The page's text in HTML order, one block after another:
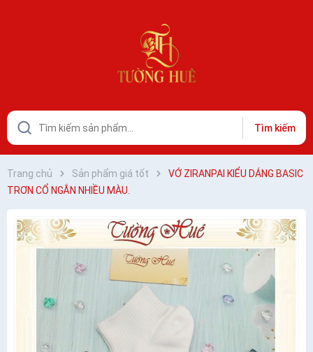
Tìm kiếm
Trang chủ Sản phẩm giá tốt
VỚ ZIRANPAI KIỂU DÁNG BASIC
TRƠN CỔ NGẮN NHIỀU MÀU.